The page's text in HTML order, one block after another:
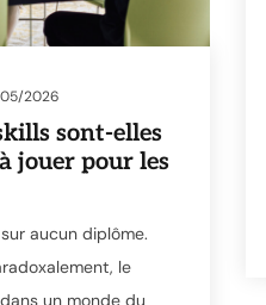
2026
sont-elles
jouer pour les
aucun diplôme.
le
un monde du